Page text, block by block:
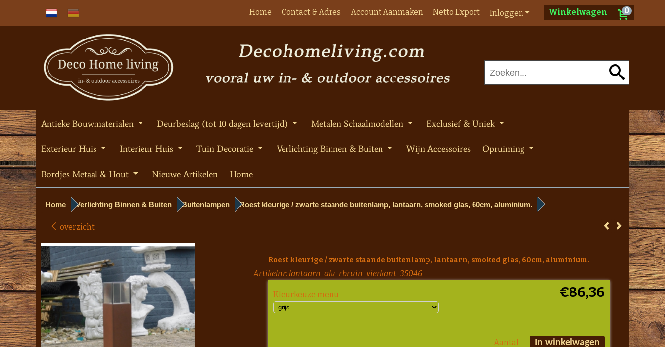
Winkelwagen 0
Inloggen
Home Contact & Adres Account Aanmaken Netto Export
Antieke Bouwmaterialen Deurbeslag (tot 10 dagen levertijd) Metalen Schaalmodellen Exclusief & Uniek
Exterieur Huis Interieur Huis Tuin Decoratie Verlichting Binnen & Buiten Wijn Accessoires Opruiming
Bordjes Metaal & Hout Nieuwe Artikelen Home
Home Verlichting Binnen & Buiten Buitenlampen Roest kleurige / zwarte staande buitenlamp, lantaarn, smoked glas, 60cm, aluminium.
overzicht
Roest kleurige / zwarte staande buitenlamp, lantaarn, smoked glas, 60cm, aluminium.
Artikelnr:lantaarn-alu-rbruin-vierkant-35046
€86,36
Kleurkeuze menu
Aantal In winkelwagen